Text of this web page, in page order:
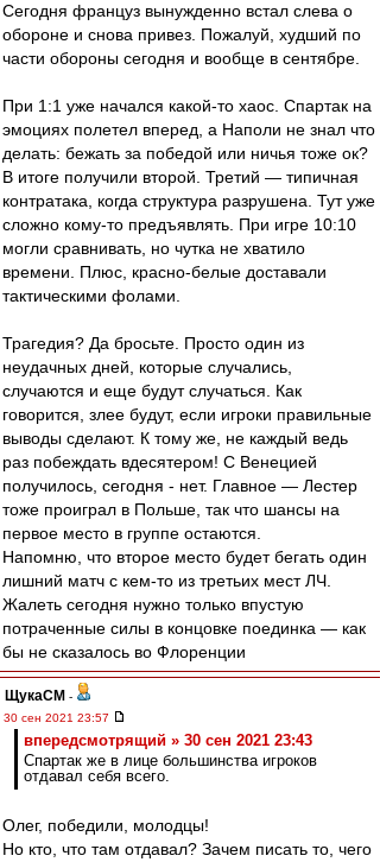
Сегодня француз вынужденно встал слева о
обороне и снова привез. Пожалуй, худший по
части обороны сегодня и вообще в сентябре.
При 1:1 уже начался какой-то хаос. Спартак на
эмоциях полетел вперед, а Наполи не знал что
делать: бежать за победой или ничья тоже ок?
В итоге получили второй. Третий — типичная
контратака, когда структура разрушена. Тут уже
сложно кому-то предъявлять. При игре 10:10
могли сравнивать, но чутка не хватило
времени. Плюс, красно-белые доставали
тактическими фолами.
Трагедия? Да бросьте. Просто один из
неудачных дней, которые случались,
случаются и еще будут случаться. Как
говорится, злее будут, если игроки правильные
выводы сделают. К тому же, не каждый ведь
раз побеждать вдесятером! С Венецией
получилось, сегодня - нет. Главное — Лестер
тоже проиграл в Польше, так что шансы на
первое место в группе остаются.
Напомню, что второе место будет бегать один
лишний матч с кем-то из третьих мест ЛЧ.
Жалеть сегодня нужно только впустую
потраченные силы в концовке поединка — как
бы не сказалось во Флоренции
ЩукаСМ -
30 сен 2021 23:57
впередсмотрящий » 30 сен 2021 23:43
Спартак же в лице большинства игроков
отдавал себя всего.
Олег, победили, молодцы!
Но кто, что там отдавал? Зачем писать то, чего